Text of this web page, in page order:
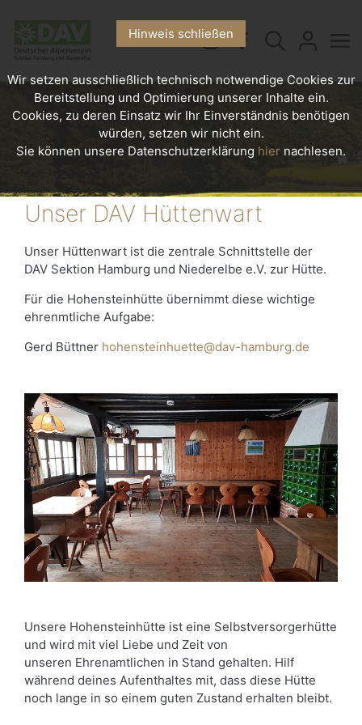
Unser DAV Hüttenwart
Unser Hüttenwart ist die zentrale Schnittstelle der
DAV Sektion Hamburg und Niederelbe e.V. zur Hütte.
Für die Hohensteinhütte übernimmt diese wichtige
ehrenmtliche Aufgabe:
Gerd Büttner hohensteinhuette@dav-hamburg.de
Unsere Hohensteinhütte ist eine Selbstversorgerhütte
und wird mit viel Liebe und Zeit von
unseren Ehrenamtlichen in Stand gehalten. Hilf
während deines Aufenthaltes mit, dass diese Hütte
noch lange in so einem guten Zustand erhalten bleibt.
Hinweis schließen
Wir setzen ausschließlich technisch notwendige Cookies zur
Bereitstellung und Optimierung unserer Inhalte ein.
Cookies, zu deren Einsatz wir Ihr Einverständnis benötigen
würden, setzen wir nicht ein.
Sie können unsere Datenschutzerklärung hier nachlesen.